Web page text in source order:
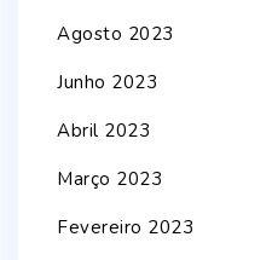
Agosto 2023
Junho 2023
Abril 2023
Março 2023
Fevereiro 2023